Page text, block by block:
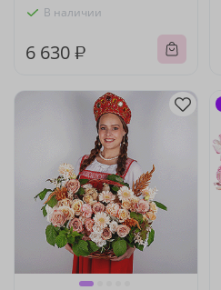
В наличии
6 630 ₽